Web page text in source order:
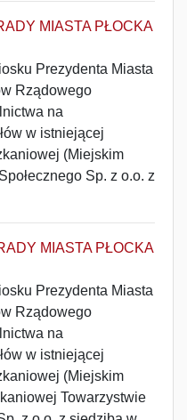
MIASTA PŁOCKA
Prezydenta Miasta
Rządowego
na
w istniejącej
(Miejskim
Sp. z o.o. z
MIASTA PŁOCKA
Prezydenta Miasta
Rządowego
na
w istniejącej
(Miejskim
Towarzystwie